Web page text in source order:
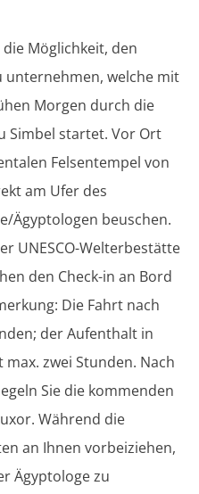
Möglichkeit, den
unternehmen, welche mit
Morgen durch die
Simbel startet. Vor Ort
Felsentempel von
am Ufer des
Ägyptologen beuschen.
UNESCO-Welterbestätte
den Check-in an Bord
Die Fahrt nach
der Aufenthalt in
zwei Stunden. Nach
Sie die kommenden
Während die
an Ihnen vorbeiziehen,
Ägyptologe zu